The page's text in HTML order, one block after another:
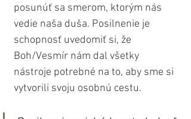
posunúť sa smerom, ktorým nás
vedie naša duša. Posilnenie je
schopnosť uvedomiť si, že
Boh/Vesmír nám dal všetky
nástroje potrebné na to, aby sme si
vytvorili svoju osobnú cestu.